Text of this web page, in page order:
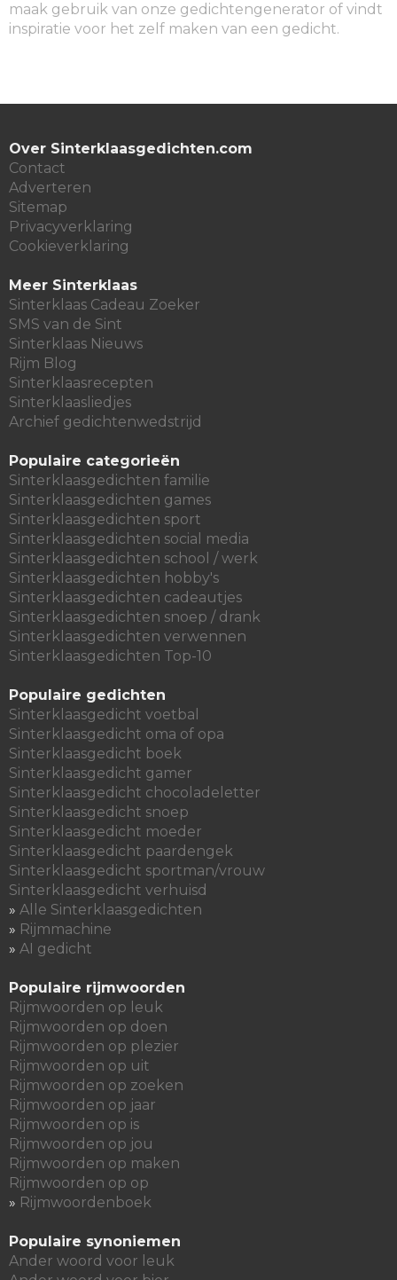
maak gebruik van onze gedichtengenerator of vindt
inspiratie voor het zelf maken van een gedicht.
Over Sinterklaasgedichten.com
Contact
Adverteren
Sitemap
Privacyverklaring
Cookieverklaring
Meer Sinterklaas
Sinterklaas Cadeau Zoeker
SMS van de Sint
Sinterklaas Nieuws
Rijm Blog
Sinterklaasrecepten
Sinterklaasliedjes
Archief gedichtenwedstrijd
Populaire categorieën
Sinterklaasgedichten familie
Sinterklaasgedichten games
Sinterklaasgedichten sport
Sinterklaasgedichten social media
Sinterklaasgedichten school / werk
Sinterklaasgedichten hobby's
Sinterklaasgedichten cadeautjes
Sinterklaasgedichten snoep / drank
Sinterklaasgedichten verwennen
Sinterklaasgedichten Top-10
Populaire gedichten
Sinterklaasgedicht voetbal
Sinterklaasgedicht oma of opa
Sinterklaasgedicht boek
Sinterklaasgedicht gamer
Sinterklaasgedicht chocoladeletter
Sinterklaasgedicht snoep
Sinterklaasgedicht moeder
Sinterklaasgedicht paardengek
Sinterklaasgedicht sportman/vrouw
Sinterklaasgedicht verhuisd
» Alle Sinterklaasgedichten
» Rijmmachine
» AI gedicht
Populaire rijmwoorden
Rijmwoorden op leuk
Rijmwoorden op doen
Rijmwoorden op plezier
Rijmwoorden op uit
Rijmwoorden op zoeken
Rijmwoorden op jaar
Rijmwoorden op is
Rijmwoorden op jou
Rijmwoorden op maken
Rijmwoorden op op
» Rijmwoordenboek
Populaire synoniemen
Ander woord voor leuk